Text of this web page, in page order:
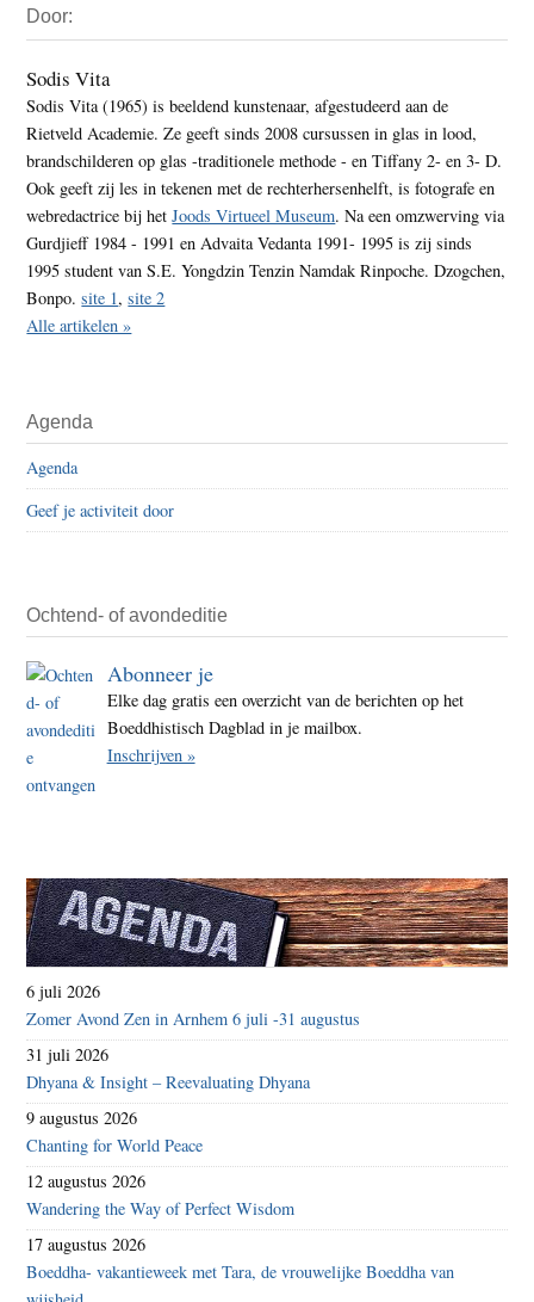
Sidebar
Door:
Sodis Vita
Sodis Vita (1965) is beeldend kunstenaar, afgestudeerd aan de
Rietveld Academie. Ze geeft sinds 2008 cursussen in glas in lood,
brandschilderen op glas -traditionele methode - en Tiffany 2- en 3- D.
Ook geeft zij les in tekenen met de rechterhersenhelft, is fotografe en
webredactrice bij hetJoods Virtueel Museum. Na een omzwerving via
Gurdjieff 1984 - 1991 en Advaita Vedanta 1991- 1995 is zij sinds
1995 student van S.E. Yongdzin Tenzin Namdak Rinpoche. Dzogchen,
Bonpo.site 1,site 2
Alle artikelen »
Agenda
Agenda
Geef je activiteit door
Ochtend- of avondeditie
Abonneer je
Elke dag gratis een overzicht van de berichten op het
Boeddhistisch Dagblad in je mailbox.
Inschrijven »
6 juli 2026
Zomer Avond Zen in Arnhem 6 juli -31 augustus
31 juli 2026
Dhyana & Insight – Reevaluating Dhyana
9 augustus 2026
Chanting for World Peace
12 augustus 2026
Wandering the Way of Perfect Wisdom
17 augustus 2026
Boeddha- vakantieweek met Tara, de vrouwelijke Boeddha van